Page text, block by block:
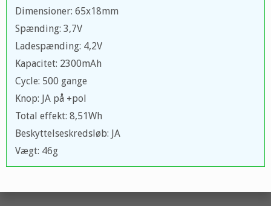
Dimensioner: 65x18mm
Spænding: 3,7V
Ladespænding: 4,2V
Kapacitet: 2300mAh
Cycle: 500 gange
Knop: JA på +pol
Total effekt: 8,51Wh
Beskyttelseskredsløb: JA
Vægt: 46g